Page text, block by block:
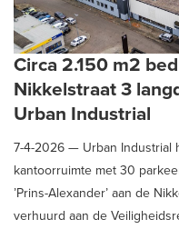
Circa 2.150 m2
Nikkelstraat 3
Urban Industrial
7-4-2026 — Urban Industrial
kantoorruimte met 30
’Prins-Alexander’ aan de
verhuurd aan de